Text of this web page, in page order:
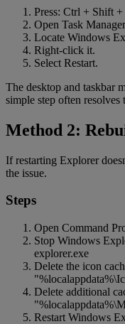
Press: Ctrl + Shift +
Open Task
Locate Windows
Right-click it.
Select Restart.
The desktop and taskbar
simple step often
Method 2:
If restarting Explorer
the issue.
Steps
Open Command
Stop Windows
explorer.exe
Delete the icon
Delete additional
Restart Windows